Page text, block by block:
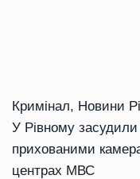
Кримінал, Новини
У Рівному
прихованими
центрах МВС